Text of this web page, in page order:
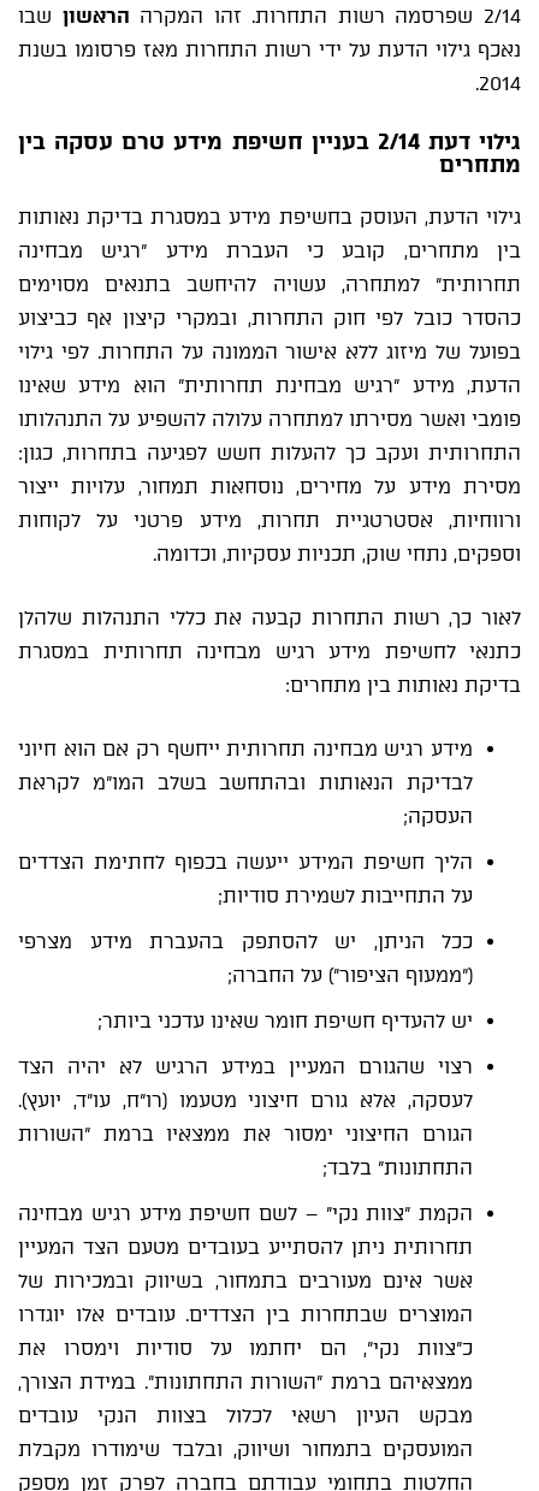
2/14 שפרסמה רשות התחרות. זהו המקרה
הראשון שבו
נאכף גילוי הדעת על ידי רשות התחרות מאז פרסומו בשנת
2014.
גילוידעת2/14 בעניין חשיפת מידע טרם עסקה
בין
מתחרים
גילוי הדעת, העוסק בחשיפת מידע במסגרת בדיקת נאותות
בין מתחרים, קובע כי העברת מידע "רגיש מבחינה
תחרותית" למתחרה, עשויה להיחשב בתנאים מסוימים
כהסדר כובל לפי חוק התחרות, ובמקרי קיצון אף כביצוע
בפועל של מיזוג ללא אישור הממונה על התחרות. לפי גילוי
הדעת, מידע "רגיש מבחינת תחרותית" הוא מידע שאינו
פומבי ואשר מסירתו למתחרה עלולה להשפיע על התנהלותו
התחרותית ועקב כך להעלות חשש לפגיעה בתחרות, כגון:
מסירת מידע על מחירים, נוסחאות תמחור, עלויות ייצור
ורווחיות, אסטרטגיית תחרות, מידע פרטני על לקוחות
וספקים, נתחי שוק, תכניות עסקיות, וכדומה.
לאור כך, רשות התחרות קבעה את כללי התנהלות שלהלן
כתנאי לחשיפת מידע רגיש מבחינה תחרותית במסגרת
בדיקת נאותות בין מתחרים:
מידע רגיש מבחינה תחרותית ייחשף רק אם הוא חיוני
לבדיקת הנאותות ובהתחשב בשלב המו"מ לקראת
העסקה;
הליך חשיפת המידע ייעשה בכפוף לחתימת הצדדים
על התחייבות לשמירת סודיות;
ככל הניתן, יש להסתפק בהעברת מידע מצרפי
("ממעוף הציפור") על החברה;
יש להעדיף חשיפת חומר שאינו עדכני ביותר;
רצוי שהגורם המעיין במידע הרגיש לא יהיה הצד
לעסקה, אלא גורם חיצוני מטעמו (רו"ח, עו"ד, יועץ).
הגורם החיצוני ימסור את ממצאיו ברמת "השורות
התחתונות" בלבד;
הקמת "צוות נקי" – לשם חשיפת מידע רגיש מבחינה
תחרותית ניתן להסתייע בעובדים מטעם הצד המעיין
אשר אינם מעורבים בתמחור, בשיווק ובמכירות של
המוצרים שבתחרות בין הצדדים. עובדים אלו יוגדרו
כ"צוות נקי", הם יחתמו על סודיות וימסרו את
ממצאיהם ברמת "השורות התחתונות". במידת הצורך,
מבקש העיון רשאי לכלול בצוות הנקי עובדים
המועסקים בתמחור ושיווק, ובלבד שימודרו מקבלת
החלטות בתחומי עבודתם בחברה לפרק זמן מספק